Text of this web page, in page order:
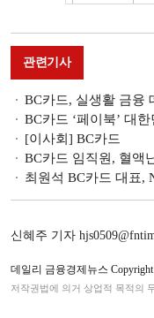
관련기사
BC카드, 실생활 금융 데
BC카드 ‘페이북’ 대한민
[이사회] BC카드
BC카드 임직원, 혈액
최원석 BC카드 대표,
신혜주 기자
데일리 금융경제뉴스
저작권법에 의거 상업적 목적의